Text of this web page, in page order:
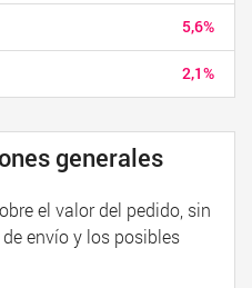
5,6%
2,1%
generales
el valor del pedido, sin
envío y los posibles